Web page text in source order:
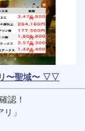
〜聖域〜 ▽▽
認！
」